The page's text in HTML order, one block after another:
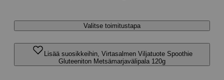
Valitse toimitustapa
Lisää suosikkeihin, Virtasalmen Viljatuote Spoothie
Gluteeniton Metsämarjavälipala 120g